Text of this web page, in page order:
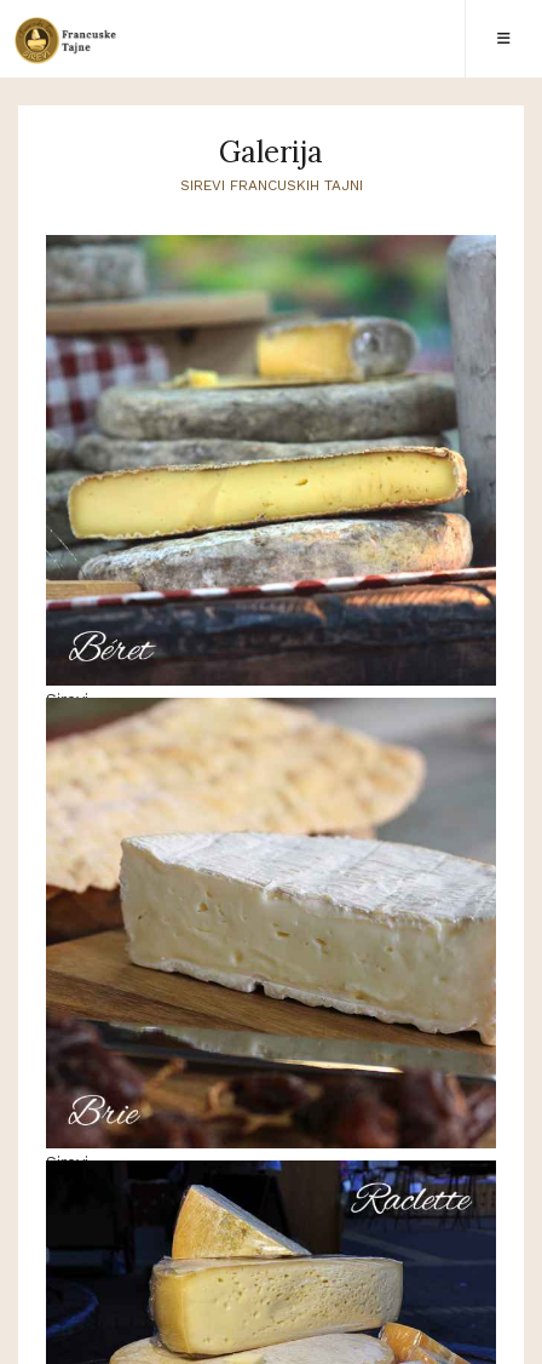
Galerija
SIREVI FRANCUSKIH TAJNI
Sirevi
Sirevi